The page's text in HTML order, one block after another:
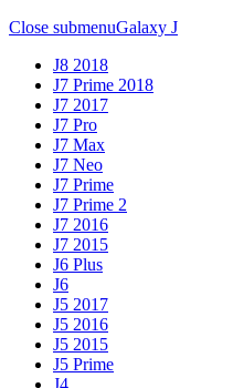
Close submenuGalaxy J
J8 2018
J7 Prime 2018
J7 2017
J7 Pro
J7 Max
J7 Neo
J7 Prime
J7 Prime 2
J7 2016
J7 2015
J6 Plus
J6
J5 2017
J5 2016
J5 2015
J5 Prime
J4